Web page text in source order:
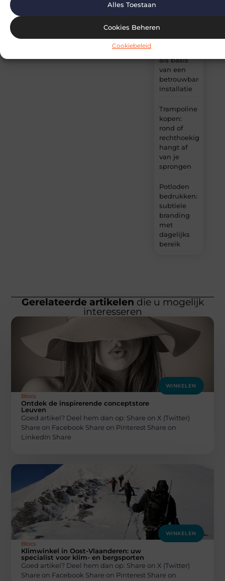
Alles Toestaan
Cookies Beheren
Cookiebeleid
Verdeelkast
voor
als basis
van een
betrouwbare
installatie
Trampoline
kopen:
rond of
rechthoekig
hangt af
van je
sprongen
Potloden
bedrukken:
subtiele
branding
met
dagelijks
bereik
Gerelateerde artikelen die u mogelijk
interesseren
WINKELEN
Blocs
Ontdek de inspirerende conceptstore
Leuven
Goed artikel? Deel hem dan op: Share on X (Twitter)
Share on Facebook Share on Pinterest Share on
LinkedIn Share
WINKELEN
Blocs
Klimwinkel in Oost-Vlaanderen: uw
specialist voor klim- en bergsporten
Goed artikel? Deel hem dan op: Share on X (Twitter)
Share on Facebook Share on Pinterest Share on